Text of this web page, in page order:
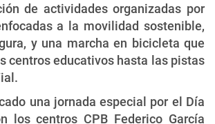
de actividades organizadas por
a la movilidad sostenible,
y una marcha en bicicleta que
centros educativos hasta las pistas
una jornada especial por el Día
los centros CPB Federico García